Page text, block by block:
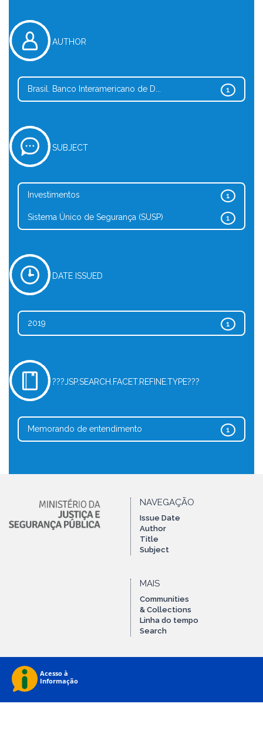
AUTHOR
1
Brasil. Banco Interamericano de D...
SUBJECT
1
Investimentos
1
Sistema Único de Segurança (SUSP)
DATE ISSUED
1
2019
???JSP.SEARCH.FACET.REFINE.TYPE???
1
Memorando de entendimento
NAVEGAÇÃO
Issue Date
Author
Title
Subject
MAIS
Communities
& Collections
Linha do tempo
Search